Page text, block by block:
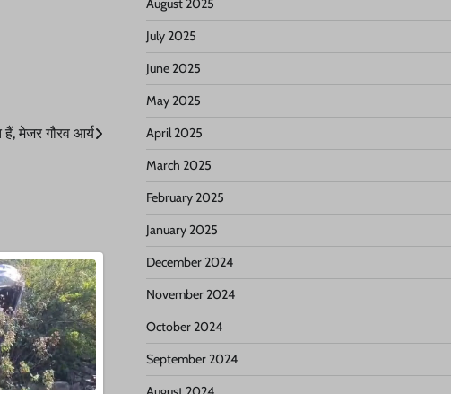
हैं, मेजर गौरव आर्य
August 2025
July 2025
June 2025
May 2025
April 2025
March 2025
February 2025
January 2025
December 2024
November 2024
October 2024
September 2024